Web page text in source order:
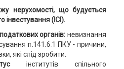
нерухомості, що будується
інвестування (ІСІ).
органів: невизнання
п.141.6.1 ПКУ - причини,
які слід зробити.
інститутів спільного